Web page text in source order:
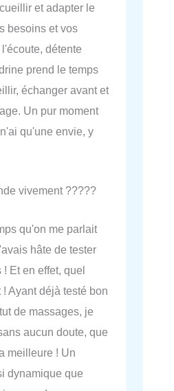
et adapter le
besoins et vos
détente
prend le temps
échanger avant et
Un pur moment
qu'une envie, y
vivement ?????
qu'on me parlait
hâte de tester
Et en effet, quel
Ayant déjà testé bon
de massages, je
aucun doute, que
meilleure ! Un
dynamique que